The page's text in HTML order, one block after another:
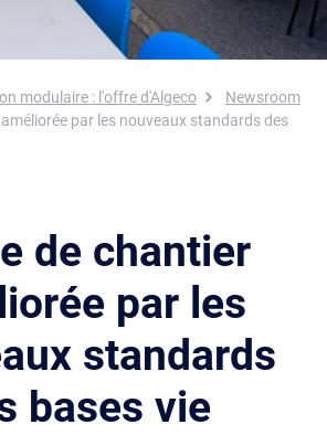
modulaire : l'offre d'Algeco
Newsroom
par les nouveaux standards des
de chantier
par les
standards
bases vie